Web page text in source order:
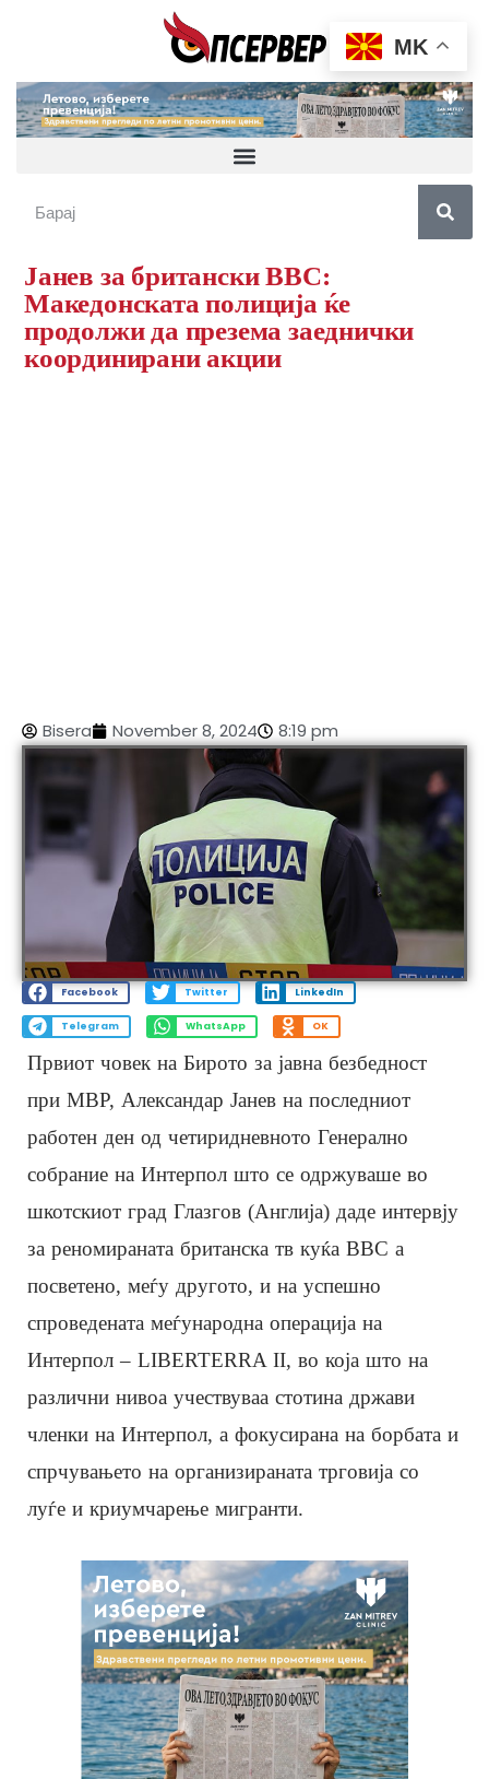
Јанев за британски BBC:
Македонската полиција ќе
продолжи да презема заеднички
координирани акции
Bisera November 8, 2024 8:19 pm
Facebook Twitter LinkedIn
Telegram WhatsApp OK
Првиот човек на Бирото за јавна безбедност
при МВР, Александар Јанев на последниот
работен ден од четиридневното Генерално
собрание на Интерпол што се одржуваше во
шкотскиот град Глазгов (Англија) даде интервју
за реномираната британска тв куќа BBC а
посветено, меѓу другото, и на успешно
спроведената меѓународна операција на
Интерпол – LIBERTERRA II, во која што на
различни нивоа учествуваа стотина држави
членки на Интерпол, а фокусирана на борбата и
спрчувањето на организираната трговија со
луѓе и криумчарење мигранти.
MK